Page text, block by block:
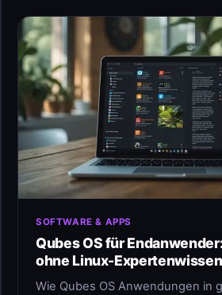
SOFTWARE & APPS
Qubes OS für
ohne Linux-Expertenwissen
Wie Qubes OS Anwendungen in